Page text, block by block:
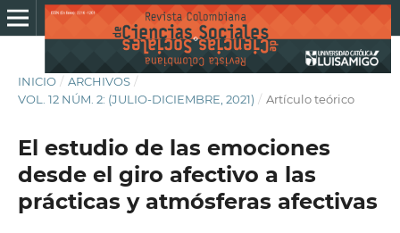
INICIO / ARCHIVOS /
VOL. 12 NÚM. 2: (JULIO-DICIEMBRE, 2021) / Artículo teórico
El estudio de las emociones
desde el giro afectivo a las
prácticas y atmósferas afectivas